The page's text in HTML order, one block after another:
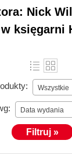
Nick
księgarni
Wszystkie
Data wydania
Filtruj »